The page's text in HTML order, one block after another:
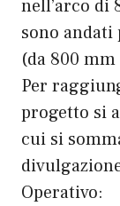
nell’arco di
sono
(da 800
Per
progetto si
cui si
Operativo: